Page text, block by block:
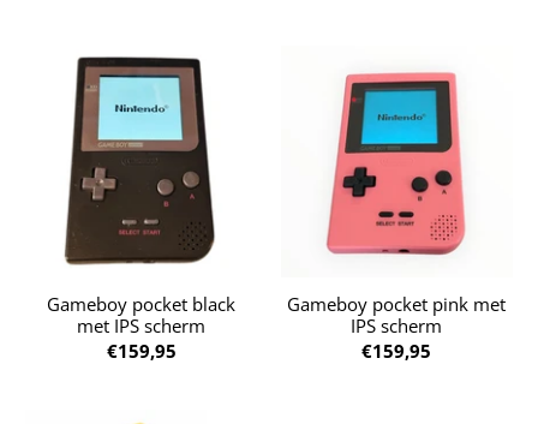
Gameboy pocket black
met IPS scherm
€159,95
Gameboy pocket pink met
IPS scherm
€159,95